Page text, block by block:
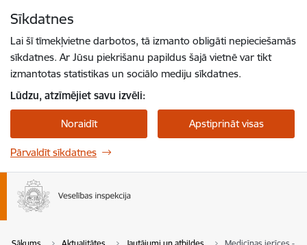
Sīkdatnes
Lai šī tīmekļvietne darbotos, tā izmanto obligāti nepieciešamās
sīkdatnes. Ar Jūsu piekrišanu papildus šajā vietnē var tikt
izmantotas statistikas un sociālo mediju sīkdatnes.
Lūdzu, atzīmējiet savu izvēli:
Noraidīt Apstiprināt visas
Pārvaldīt sīkdatnes